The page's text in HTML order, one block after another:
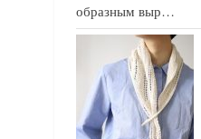
образным выр…